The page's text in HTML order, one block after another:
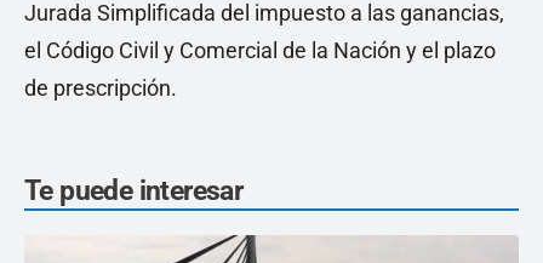
Jurada Simplificada del impuesto a las ganancias,
el Código Civil y Comercial de la Nación y el plazo
de prescripción.
Te puede interesar